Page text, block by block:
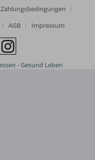
AGB Impressum
- Gesund Leben